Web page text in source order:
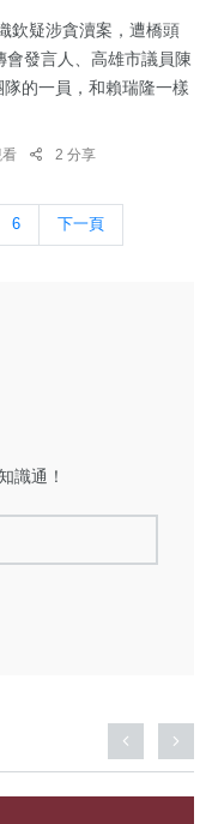
欽疑涉貪瀆案，遭橋頭
發言人、高雄市議員陳
的一員，和賴瑞隆一樣
2 分享
6 下一頁
識通！